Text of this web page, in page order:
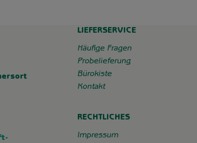
www.instagram.com/hofgemeinschaft_grummersort/
zu https://wp.solawi-oldenburg.de/
LIEFERSERVICE
Häufige Fragen
Probelieferung
Bürokiste
Kontakt
RECHTLICHES
Impressum